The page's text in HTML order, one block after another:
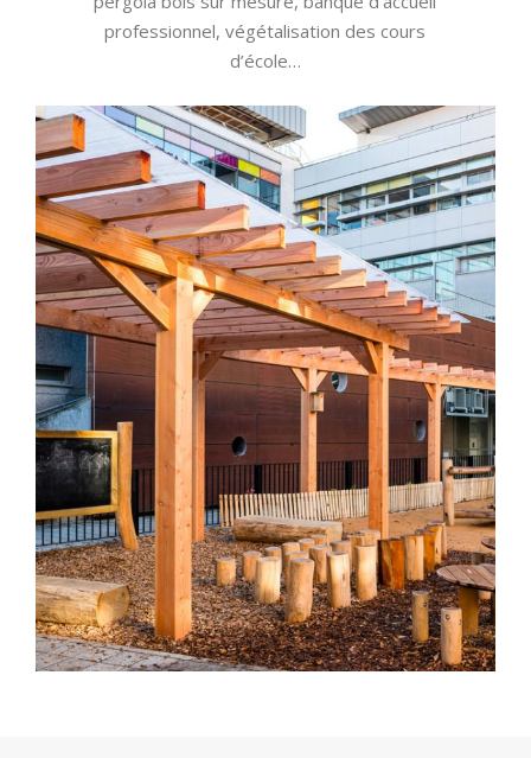
professionnel, végétalisation des cours
d’école…
École les Colombiers à Issy-
les-Moulineaux (92)